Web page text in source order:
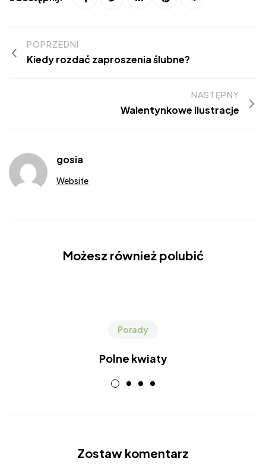
POPRZEDNI
Kiedy rozdać zaproszenia ślubne?
NASTĘPNY
Walentynkowe ilustracje
gosia
Website
Możesz również polubić
Porady
Polne kwiaty
Zostaw komentarz